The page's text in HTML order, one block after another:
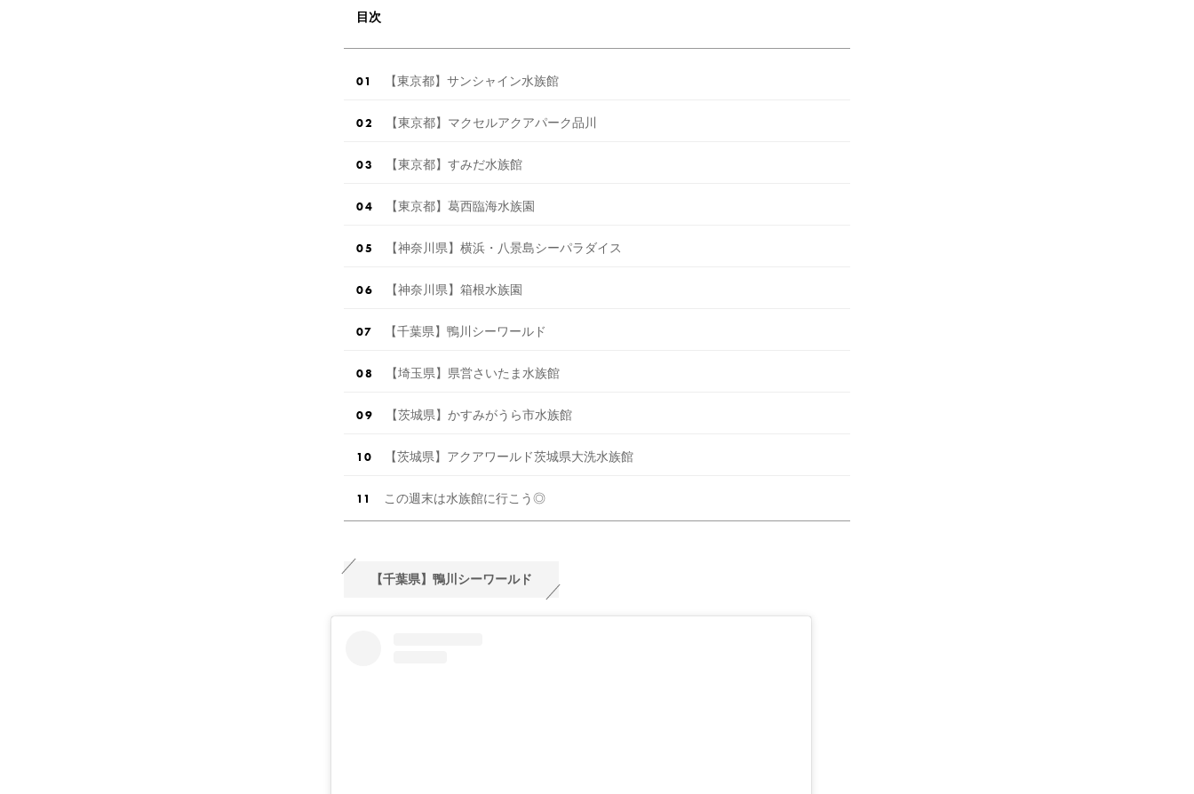
目次
【東京都】サンシャイン水族館
【東京都】マクセルアクアパーク品川
【東京都】すみだ水族館
【東京都】葛西臨海水族園
【神奈川県】横浜・八景島シーパラダイス
【神奈川県】箱根水族園
【千葉県】鴨川シーワールド
【埼玉県】県営さいたま水族館
【茨城県】かすみがうら市水族館
【茨城県】アクアワールド茨城県大洗水族館
この週末は水族館に行こう◎
【千葉県】鴨川シーワールド